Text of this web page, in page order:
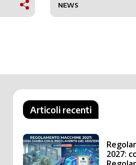
NEWS
Articoli recenti
2027: